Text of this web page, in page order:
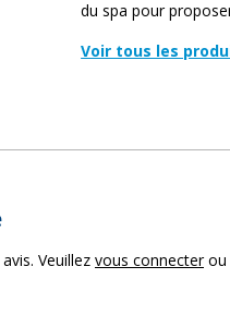
du spa pour
Voir tous les
Veuillez vous connecterou